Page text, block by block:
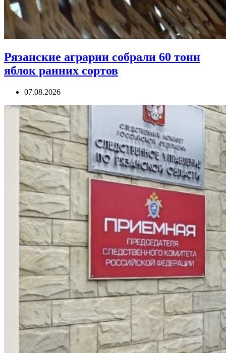
Рязанские аграрии собрали 60 тонн
яблок ранних сортов
07.08.2026